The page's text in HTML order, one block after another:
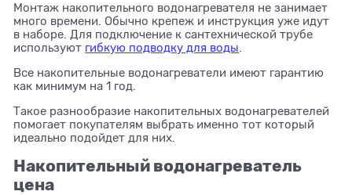
Монтаж накопительного водонагревателя не занимает
много времени. Обычно крепеж и инструкция уже идут
в наборе. Для подключение к сантехнической трубе
используют гибкую подводку для воды
Все накопительные водонагреватели имеют гарантию
как минимум на 1 год.
Такое разнообразие накопительных водонагревателей
помогает покупателям выбрать именно тот который
идеально подойдет для них.
Накопительный водонагреватель
цена